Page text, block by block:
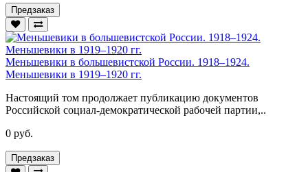
Предзаказ
Меньшевики в большевистской России. 1918–1924.
Меньшевики в 1919–1920 гг.
Настоящий том продолжает публикацию документов
Российской социал-демократической рабочей партии,..
0 руб.
Предзаказ